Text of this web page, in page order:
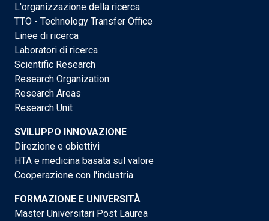
L'organizzazione della ricerca
TTO - Technology Transfer Office
Linee di ricerca
Laboratori di ricerca
Scientific Research
Research Organization
Research Areas
Research Unit
SVILUPPO INNOVAZIONE
Direzione e obiettivi
HTA e medicina basata sul valore
Cooperazione con l'industria
FORMAZIONE E UNIVERSITÀ
Master Universitari Post Laurea